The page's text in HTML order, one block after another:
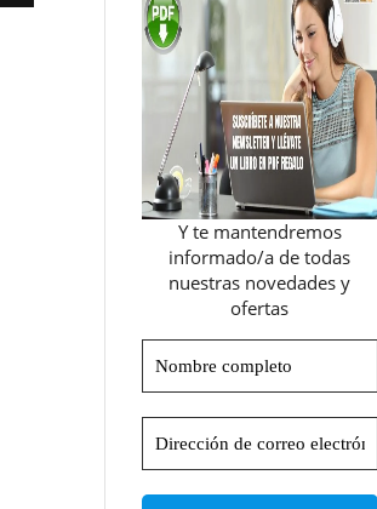
Y te mantendremos
informado/a de todas
nuestras novedades y
ofertas
completo
de
correo
electrónico